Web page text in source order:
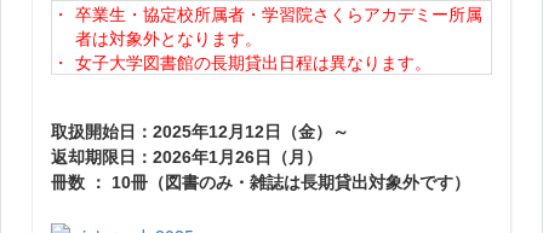
・ 卒業生・協定校所属者・学習院さくらアカデミー所属
者は対象外となります。
・ 女子大学図書館の長期貸出日程は異なります。
取扱開始日：2025年12月12日（金）～
返却期限日：2026年1月26日（月）
冊数 ： 10冊（図書のみ・雑誌は長期貸出対象外です）